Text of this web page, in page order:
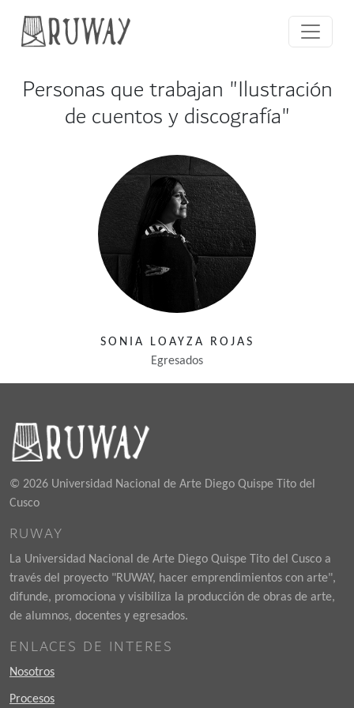
Personas que trabajan "Ilustración
de cuentos y discografía"
SONIA LOAYZA ROJAS
Egresados
© 2026 Universidad Nacional de Arte Diego Quispe Tito del
Cusco
RUWAY
La Universidad Nacional de Arte Diego Quispe Tito del Cusco a
través del proyecto "RUWAY, hacer emprendimientos con arte",
difunde, promociona y visibiliza la producción de obras de arte,
de alumnos, docentes y egresados.
ENLACES DE INTERES
Nosotros
Procesos